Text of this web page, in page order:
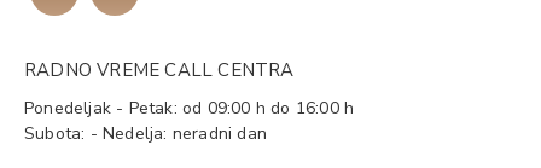
RADNO VREME CALL CENTRA
Ponedeljak - Petak: od 09:00 h do 16:00 h
Subota: - Nedelja: neradni dan